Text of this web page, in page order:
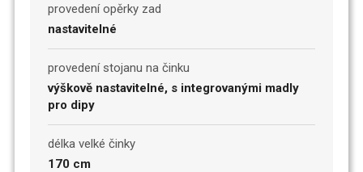
provedení opěrky zad
nastavitelné
provedení stojanu na činku
výškově nastavitelné, s integrovanými madly
pro dipy
délka velké činky
170 cm